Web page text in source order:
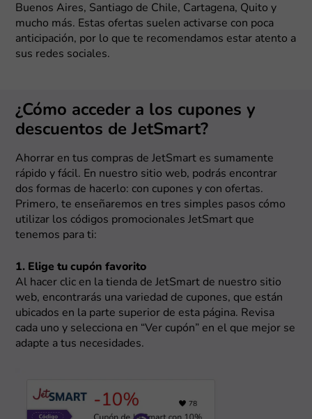
Buenos Aires, Santiago de Chile, Cartagena, Quito y
mucho más. Estas ofertas suelen activarse con poca
anticipación, por lo que te recomendamos estar atento a
sus redes sociales.
¿Cómo acceder a los cupones y
descuentos de JetSmart?
Ahorrar en tus compras de JetSmart es sumamente
rápido y fácil. En nuestro sitio web, podrás encontrar
dos formas de hacerlo: con cupones y con ofertas.
Primero, te enseñaremos en tres simples pasos cómo
utilizar los códigos promocionales JetSmart que
tenemos para ti:
1. Elige tu cupón favorito
Al hacer clic en la tienda de JetSmart de nuestro sitio
web, encontrarás una variedad de cupones, que están
ubicados en la parte superior de esta página. Revisa
cada uno y selecciona en “Ver cupón” en el que mejor se
adapte a tus necesidades.